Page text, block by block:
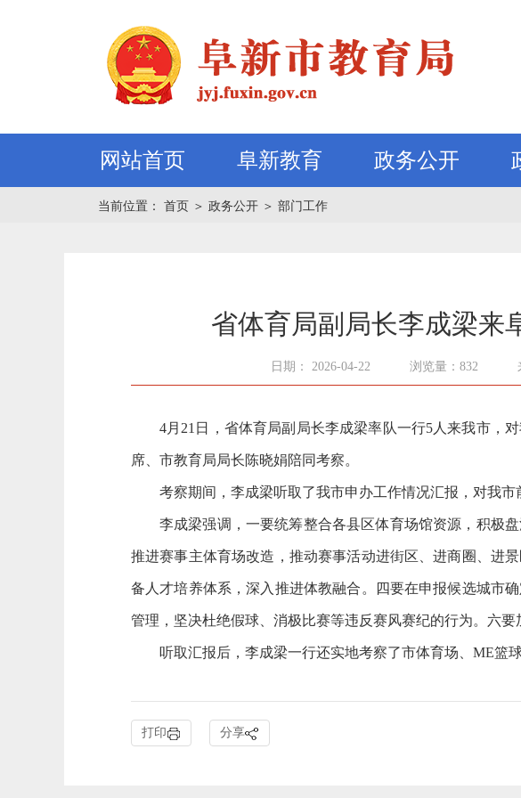
网站首页 阜新教育 政务公开
当前位置： 首页 ＞ 政务公开 ＞ 部门工作
省体育局副局长李成梁来
日期： 2026-04-22 浏览量：832
4月21日，省体育局副局长李成梁率队一行5人来我市，
席、市教育局局长陈晓娟陪同考察。
考察期间，李成梁听取了我市申办工作情况汇报，对我
李成梁强调，一要统筹整合各县区体育场馆资源，积极
推进赛事主体育场改造，推动赛事活动进街区、进商圈、进
备人才培养体系，深入推进体教融合。四要在申报候选城市
管理，坚决杜绝假球、消极比赛等违反赛风赛纪的行为。六
听取汇报后，李成梁一行还实地考察了市体育场、ME篮球
打印 分享